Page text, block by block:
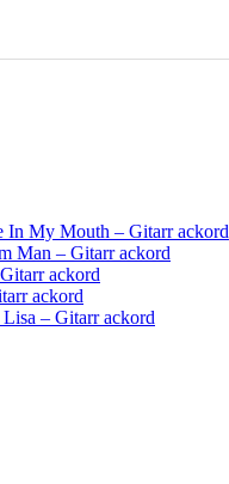
In My Mouth – Gitarr ackord
Man – Gitarr ackord
ackord
ackord
– Gitarr ackord